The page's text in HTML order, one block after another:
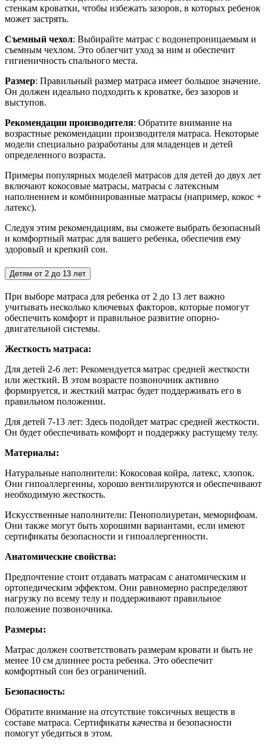
стенкам кроватки, чтобы избежать зазоров, в которых ребенок
может застрять.
Съемный чехол: Выбирайте матрас с водонепроницаемым и
съемным чехлом. Это облегчит уход за ним и обеспечит
гигиеничность спального места.
Размер: Правильный размер матраса имеет большое значение.
Он должен идеально подходить к кроватке, без зазоров и
выступов.
Рекомендации производителя: Обратите внимание на
возрастные рекомендации производителя матраса. Некоторые
модели специально разработаны для младенцев и детей
определенного возраста.
Примеры популярных моделей матрасов для детей до двух лет
включают кокосовые матрасы, матрасы с латексным
наполнением и комбинированные матрасы (например, кокос +
латекс).
Следуя этим рекомендациям, вы сможете выбрать безопасный
и комфортный матрас для вашего ребенка, обеспечив ему
здоровый и крепкий сон.
Детям от 2 до 13 лет
При выборе матраса для ребенка от 2 до 13 лет важно
учитывать несколько ключевых факторов, которые помогут
обеспечить комфорт и правильное развитие опорно-
двигательной системы.
Жесткость матраса:
Для детей 2-6 лет: Рекомендуется матрас средней жесткости
или жесткий. В этом возрасте позвоночник активно
формируется, и жесткий матрас будет поддерживать его в
правильном положении.
Для детей 7-13 лет: Здесь подойдет матрас средней жесткости.
Он будет обеспечивать комфорт и поддержку растущему телу.
Материалы:
Натуральные наполнители: Кокосовая койра, латекс, хлопок.
Они гипоаллергенны, хорошо вентилируются и обеспечивают
необходимую жесткость.
Искусственные наполнители: Пенополиуретан, меморифоам.
Они также могут быть хорошими вариантами, если имеют
сертификаты безопасности и гипоаллергенности.
Анатомические свойства:
Предпочтение стоит отдавать матрасам с анатомическим и
ортопедическим эффектом. Они равномерно распределяют
нагрузку по всему телу и поддерживают правильное
положение позвоночника.
Размеры:
Матрас должен соответствовать размерам кровати и быть не
менее 10 см длиннее роста ребенка. Это обеспечит
комфортный сон без ограничений.
Безопасность:
Обратите внимание на отсутствие токсичных веществ в
составе матраса. Сертификаты качества и безопасности
помогут убедиться в этом.